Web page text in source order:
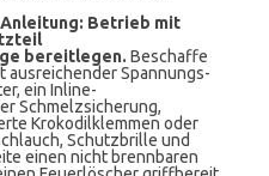
Betrieb mit
bereitlegen. Beschaffe
Spannungs-
ein Inline-
Schmelzsicherung,
Krokodilklemmen oder
Schutzbrille und
einen nicht brennbaren